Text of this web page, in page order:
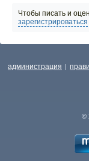
Чтобы писать и
зарегистрироваться
администрация |
©